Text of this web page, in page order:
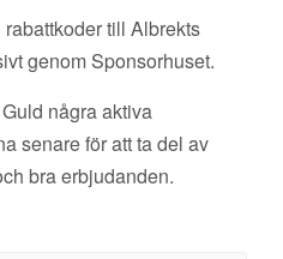
till Albrekts
genom Sponsorhuset.
några aktiva
senare för att ta del av
bra erbjudanden.